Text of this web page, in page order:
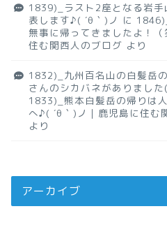
1839)_ラスト2座となる岩手
表します♪( ´θ｀)ノ に
無事に帰ってきましたよ！（
住む関西人のブログ より
1832)_九州百名山の白髪岳
さんのシカバネがありまし
1833)_熊本白髪岳の帰りは
へ♪( ´θ｀)ノ｜鹿児島に住む
より
アーカイブ